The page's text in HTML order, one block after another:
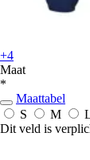
+4
Maat
*
Maattabel
S
M
Dit veld is